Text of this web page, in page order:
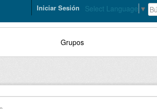
Select Language ▼
Iniciar Sesión
Grupos